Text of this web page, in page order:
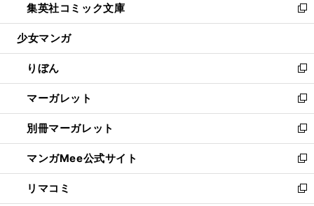
く
で
開
ド
ウ
開
く
ィ
ン
ウ
で
開
く
い
ウ
ン
ド
ウ
で
開
く
集英社コミック文庫
新
し
ウ
ィ
ン
ド
ウ
で
開
く
少女マンガ
りぼん
新
し
い
ウ
ィ
ン
ド
ウ
で
開
マーガレット
新
し
い
ウ
ィ
ン
ド
別冊マーガレット
新
し
い
ウ
ィ
マンガMee公式サイト
新
し
い
リマコミ
新